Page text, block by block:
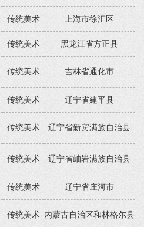
传统美术 上海市徐汇区
传统美术 黑龙江省方正县
传统美术 吉林省通化市
传统美术 辽宁省建平县
传统美术 辽宁省新宾满族自治县
传统美术 辽宁省岫岩满族自治县
传统美术 辽宁省庄河市
传统美术 内蒙古自治区和林格尔县